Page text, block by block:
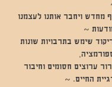
מחדש ויחבר אותנו לעצמנו
~
שימש בתרבויות שונות
ערוצים חסומים וחיבור
החיים. ~